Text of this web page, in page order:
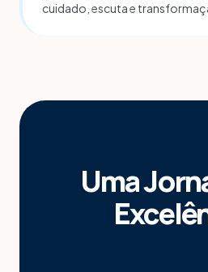
cuidado, escuta e
Uma